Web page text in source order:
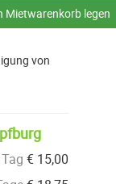
Mietwarenkorb legen
von
€ 15,00